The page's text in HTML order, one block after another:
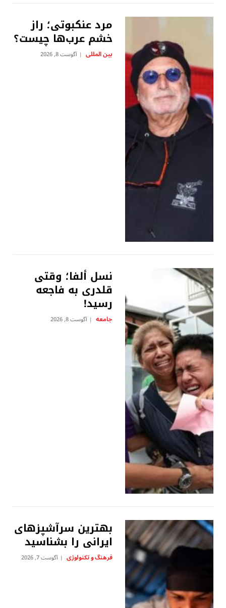
مرد عنکبوتی؛ راز
خشم عرب‌ها چیست؟
بين المللى آگوست 8, 2026
نسل ألفا؛ وقتی
قلدری به فاجعه
رسید!
جامعه آگوست 8, 2026
بهترین سرآشپزهای
ایرانی را بشناسید
فرهنگ و تکنولوژی آگوست 7, 2026